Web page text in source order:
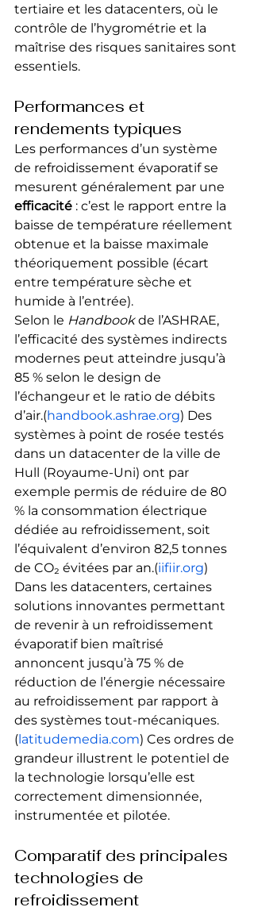
tertiaire et les datacenters, où le
contrôle de l’hygrométrie et la
maîtrise des risques sanitaires sont
essentiels.
Performances et
rendements typiques
Les performances d’un système
de refroidissement évaporatif se
mesurent généralement par une
efficacité : c’est le rapport entre la
baisse de température réellement
obtenue et la baisse maximale
théoriquement possible (écart
entre température sèche et
humide à l’entrée).
Selon le Handbook de l’ASHRAE,
l’efficacité des systèmes indirects
modernes peut atteindre jusqu’à
85 % selon le design de
l’échangeur et le ratio de débits
d’air.(handbook.ashrae.org) Des
systèmes à point de rosée testés
dans un datacenter de la ville de
Hull (Royaume-Uni) ont par
exemple permis de réduire de 80
% la consommation électrique
dédiée au refroidissement, soit
l’équivalent d’environ 82,5 tonnes
de CO₂ évitées par an.(iifiir.org)
Dans les datacenters, certaines
solutions innovantes permettant
de revenir à un refroidissement
évaporatif bien maîtrisé
annoncent jusqu’à 75 % de
réduction de l’énergie nécessaire
au refroidissement par rapport à
des systèmes tout-mécaniques.
(latitudemedia.com) Ces ordres de
grandeur illustrent le potentiel de
la technologie lorsqu’elle est
correctement dimensionnée,
instrumentée et pilotée.
Comparatif des principales
technologies de
refroidissement